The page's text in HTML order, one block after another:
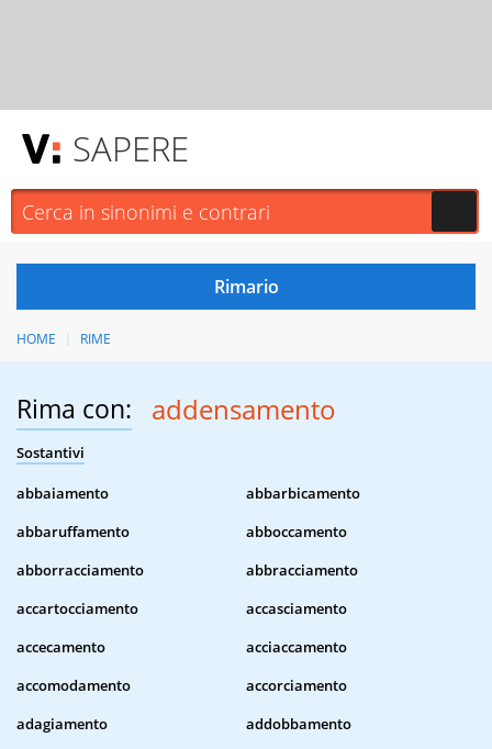
SAPERE
HOME RIME
Rima con: addensamento
Sostantivi
abbaiamento
abbarbicamento
abbaruffamento
abboccamento
abborracciamento
abbracciamento
accartocciamento
accasciamento
accecamento
acciaccamento
accomodamento
accorciamento
adagiamento
addobbamento